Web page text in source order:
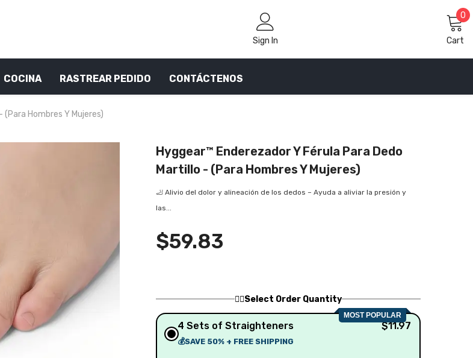
Sign In Cart
0 0
COCINA RASTREAR PEDIDO CONTÁCTENOS
Hombres Y Mujeres)
Hyggear™ Enderezador Y Férula Para Dedo
Martillo - (Para Hombres Y Mujeres)
🦶 Alivio del dolor y alineación de los dedos – Ayuda a aliviar la presión y
las...
$59.83
🚶‍♂️Select Order Quantity
MOST POPULAR
4 Sets of Straighteners
💰SAVE 50% + FREE SHIPPING
$11.97